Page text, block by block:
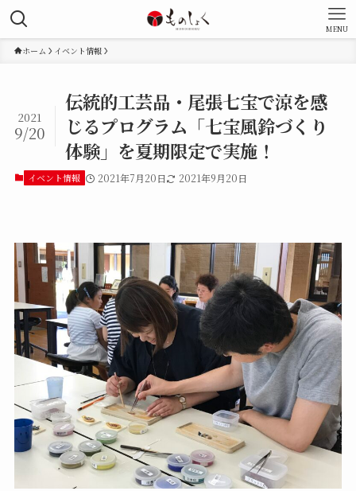
MENU
ホーム イベント情報
伝統的工芸品・尾張七宝で涼を感
じるプログラム「七宝風鈴づくり
体験」を夏期限定で実施！
2021
9/20
イベント情報 2021年7月20日 2021年9月20日